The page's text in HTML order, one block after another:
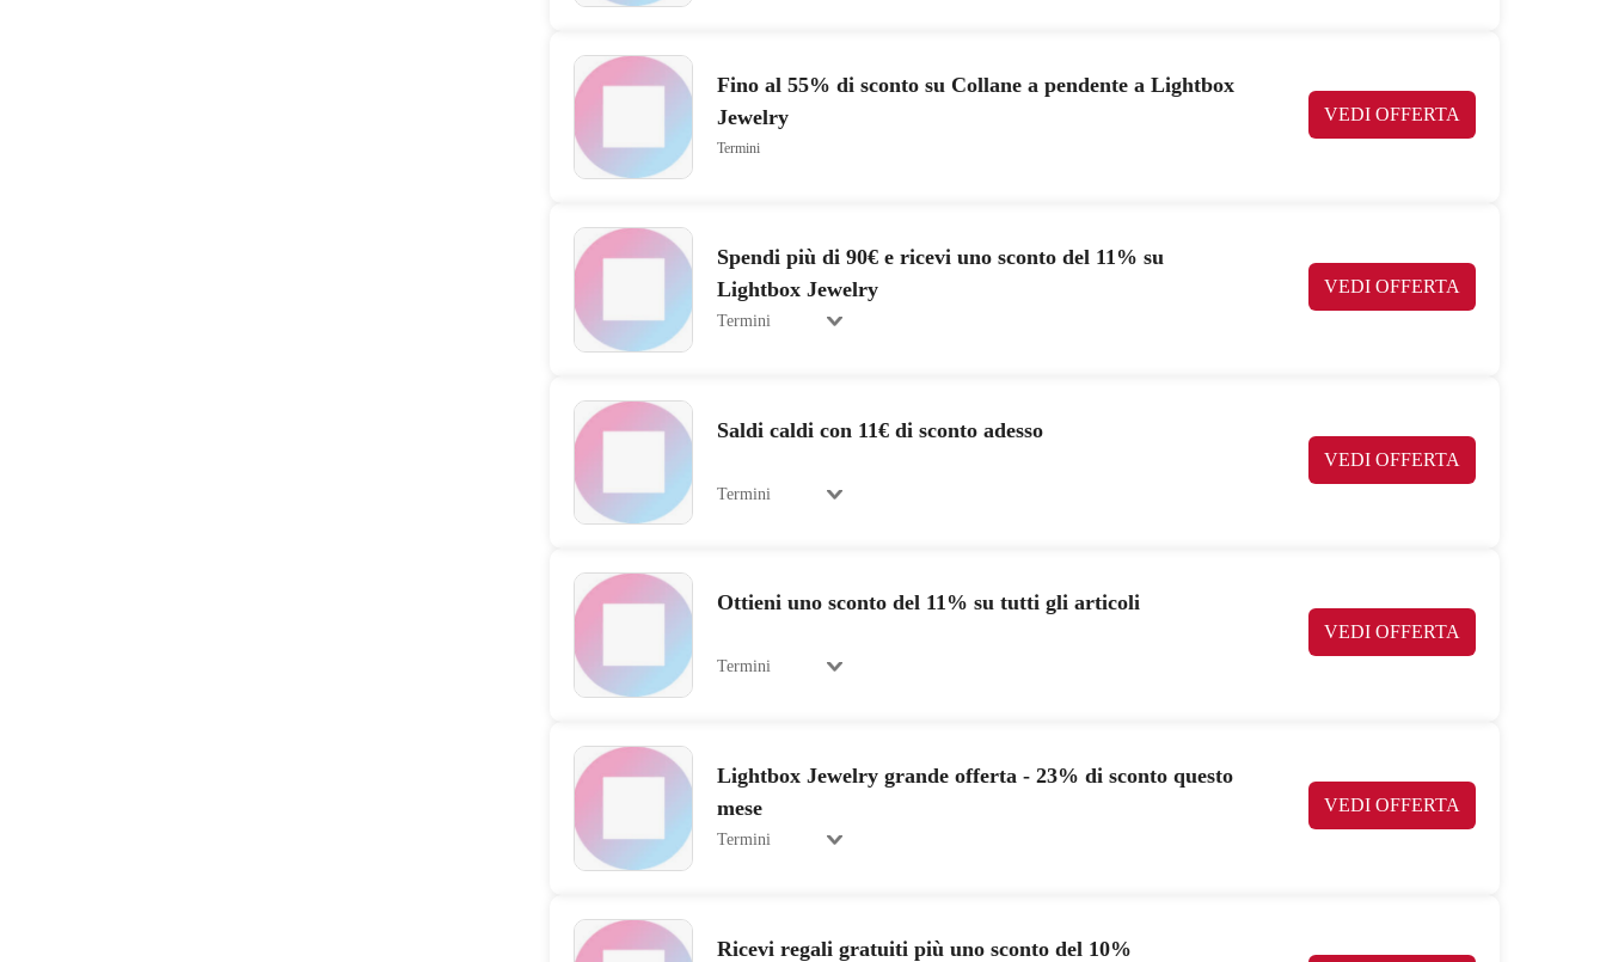
Fino al 55% di sconto su Collane a pendente a Lightbox
Jewelry
VEDI OFFERTA
Termini
Spendi più di 90€ e ricevi uno sconto del 11% su
Lightbox Jewelry
VEDI OFFERTA
Termini
Saldi caldi con 11€ di sconto adesso
VEDI OFFERTA
Termini
Ottieni uno sconto del 11% su tutti gli articoli
VEDI OFFERTA
Termini
Lightbox Jewelry grande offerta - 23% di sconto questo
mese
VEDI OFFERTA
Termini
Ricevi regali gratuiti più uno sconto del 10%